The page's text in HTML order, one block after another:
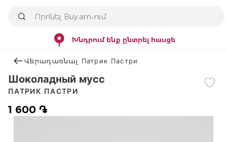
Խնդրում ենք ընտրել հասցե
Վերադառնալ Патрик Пастри
Шоколадный мусс
1 600 ֏
ПАТРИК ПАСТРИ